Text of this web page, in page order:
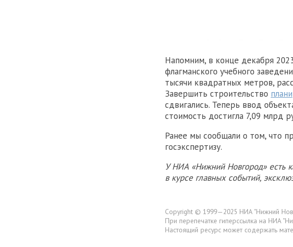
Напомним, в конце декабря
флагманского учебного
тысячи квадратных метров,
Завершить строительство
сдвигались. Теперь ввод
стоимость достигла 7,09 млрд
Ранее мы сообщали о том, что
госэкспертизу.
У НИА «Нижний Новгород» есть
в курсе главных событий,
Copyright © 1999—2025 НИА "Нижний
При перепечатке гиперссылка на НИА
Настоящий ресурс может содержать